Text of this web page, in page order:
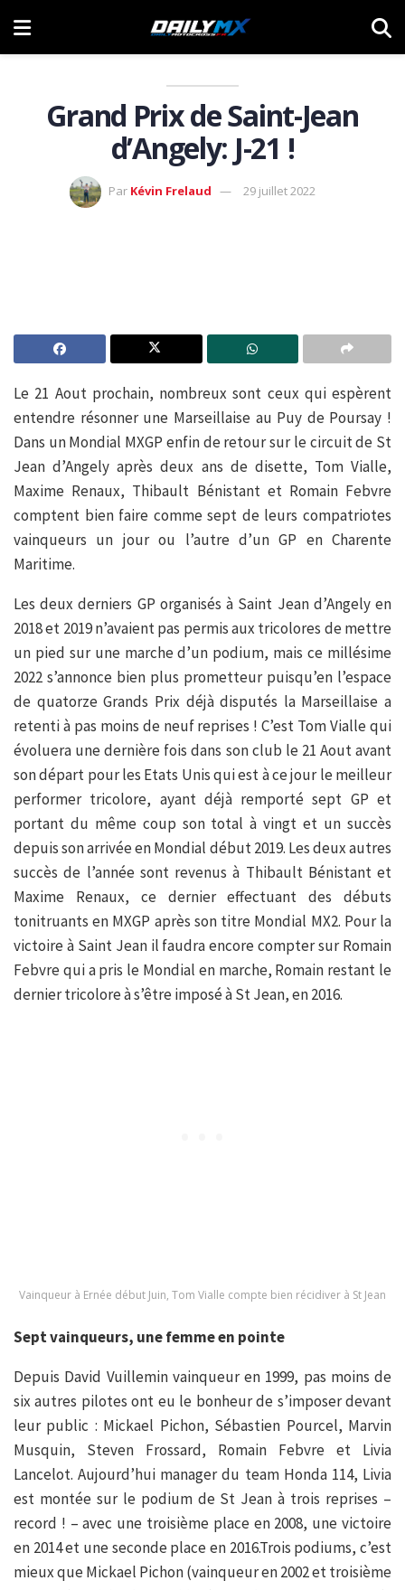
Grand Prix de Saint-Jean
d’Angely: J-21 !
Par Kévin Frelaud 29 juillet 2022
Le 21 Aout prochain, nombreux sont ceux qui espèrent
entendre résonner une Marseillaise au Puy de Poursay !
Dans un Mondial MXGP enfin de retour sur le circuit de St
Jean d’Angely après deux ans de disette, Tom Vialle,
Maxime Renaux, Thibault Bénistant et Romain Febvre
comptent bien faire comme sept de leurs compatriotes
vainqueurs un jour ou l’autre d’un GP en Charente
Maritime.
Les deux derniers GP organisés à Saint Jean d’Angely en
2018 et 2019 n’avaient pas permis aux tricolores de mettre
un pied sur une marche d’un podium, mais ce millésime
2022 s’annonce bien plus prometteur puisqu’en l’espace
de quatorze Grands Prix déjà disputés la Marseillaise a
retenti à pas moins de neuf reprises ! C’est Tom Vialle qui
évoluera une dernière fois dans son club le 21 Aout avant
son départ pour les Etats Unis qui est à ce jour le meilleur
performer tricolore, ayant déjà remporté sept GP et
portant du même coup son total à vingt et un succès
depuis son arrivée en Mondial début 2019. Les deux autres
succès de l’année sont revenus à Thibault Bénistant et
Maxime Renaux, ce dernier effectuant des débuts
tonitruants en MXGP après son titre Mondial MX2. Pour la
victoire à Saint Jean il faudra encore compter sur Romain
Febvre qui a pris le Mondial en marche, Romain restant le
dernier tricolore à s’être imposé à St Jean, en 2016.
Vainqueur à Ernée début Juin, Tom Vialle compte bien récidiver à St Jean
Sept vainqueurs, une femme en pointe
Depuis David Vuillemin vainqueur en 1999, pas moins de
six autres pilotes ont eu le bonheur de s’imposer devant
leur public : Mickael Pichon, Sébastien Pourcel, Marvin
Musquin, Steven Frossard, Romain Febvre et Livia
Lancelot. Aujourd’hui manager du team Honda 114, Livia
est montée sur le podium de St Jean à trois reprises –
record ! – avec une troisième place en 2008, une victoire
en 2014 et une seconde place en 2016.Trois podiums, c’est
mieux que Mickael Pichon (vainqueur en 2002 et troisième